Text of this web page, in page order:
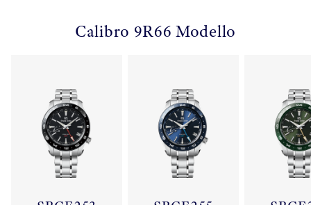
Calibro 9R66 Modello